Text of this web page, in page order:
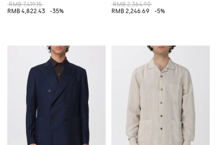
RMB 7,419.15
RMB 4,822.43
-35%
RMB 2,364.90
RMB 2,246.69
-5%